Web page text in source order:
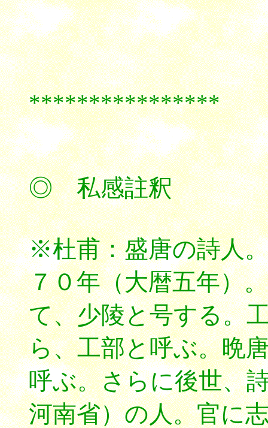
****************
◎ 私感註釈
※杜甫：盛唐の詩人
７０年（大暦五年）
て、少陵と号する。
ら、工部と呼ぶ。晩
呼ぶ。さらに後世、
河南省）の人。官に